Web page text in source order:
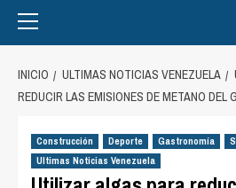
Menu
INICIO ULTIMAS NOTICIAS VENEZUELA
REDUCIR LAS EMISIONES DE METANO DEL
Construcción Deporte Gastronomía
Ultimas Noticias Venezuela